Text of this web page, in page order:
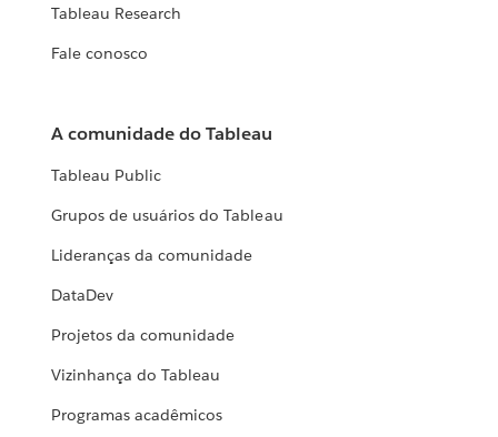
Tableau Research
Fale conosco
A comunidade do Tableau
Tableau Public
Grupos de usuários do Tableau
Lideranças da comunidade
DataDev
Projetos da comunidade
Vizinhança do Tableau
Programas acadêmicos